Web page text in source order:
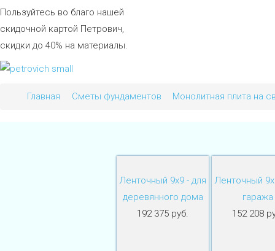
Пользуйтесь во благо нашей
скидочной картой Петрович,
скидки до 40% на материалы.
Главная Сметы фундаментов Монолитная плита на
Ленточный 9х9 - для
деревянного дома
192 375 руб.
Ленточный
гаража
152 208